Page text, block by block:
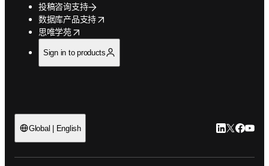
投稿咨询支持
数据库产品支持
opens in new tab/window
思唯学苑
opens in new tab/window
Sign in to products
Global | English LinkedIn 在
Twitter 在